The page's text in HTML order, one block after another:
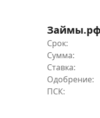
Срок:
Сумма:
Ставка:
Одобрение: